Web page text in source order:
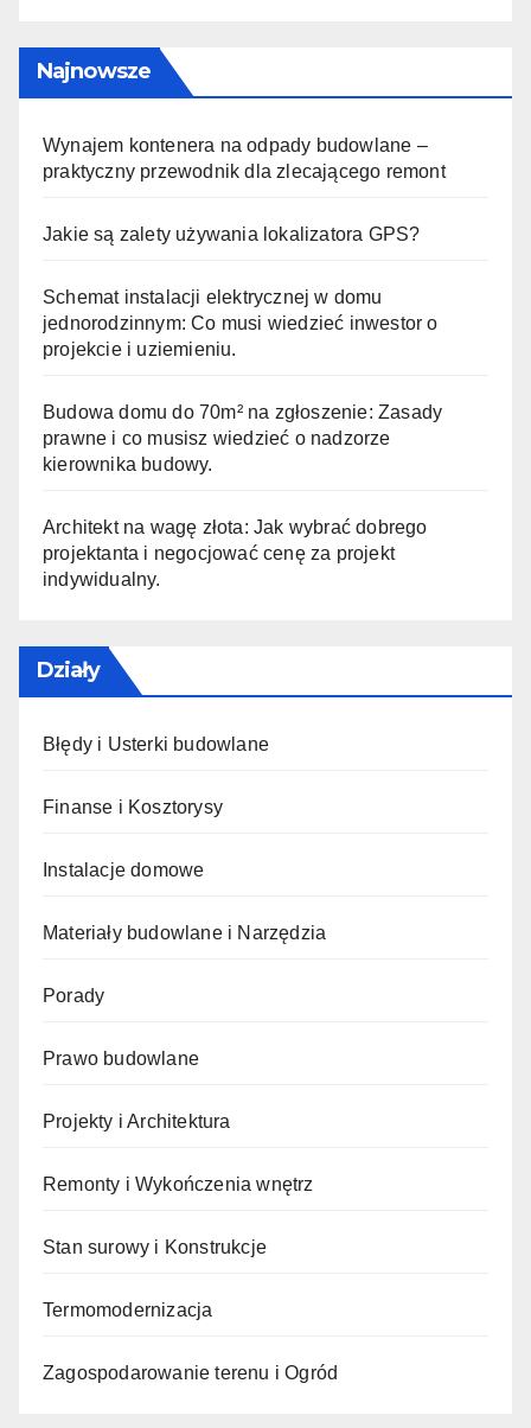
Najnowsze
Wynajem kontenera na odpady budowlane –
praktyczny przewodnik dla zlecającego remont
Jakie są zalety używania lokalizatora GPS?
Schemat instalacji elektrycznej w domu
jednorodzinnym: Co musi wiedzieć inwestor o
projekcie i uziemieniu.
Budowa domu do 70m² na zgłoszenie: Zasady
prawne i co musisz wiedzieć o nadzorze
kierownika budowy.
Architekt na wagę złota: Jak wybrać dobrego
projektanta i negocjować cenę za projekt
indywidualny.
Działy
Błędy i Usterki budowlane
Finanse i Kosztorysy
Instalacje domowe
Materiały budowlane i Narzędzia
Porady
Prawo budowlane
Projekty i Architektura
Remonty i Wykończenia wnętrz
Stan surowy i Konstrukcje
Termomodernizacja
Zagospodarowanie terenu i Ogród